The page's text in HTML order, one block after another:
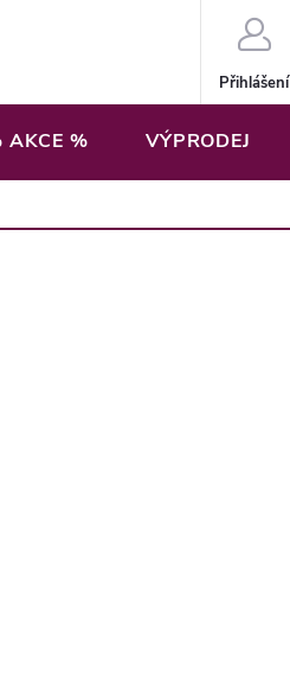
Přihlášení
AKCE % VÝPRODEJ